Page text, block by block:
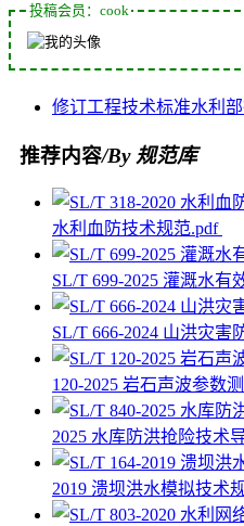
投稿会员：cook
修订工程技术标准水利部
推荐内容/By 规范库
水利血防技术规范.pdf
SL/T 699-2025 灌溉水
SL/T 666-2024 山洪灾
120-2025 岩石声波参数
2025 水库防洪抢险技术
2019 溃坝洪水模拟技术